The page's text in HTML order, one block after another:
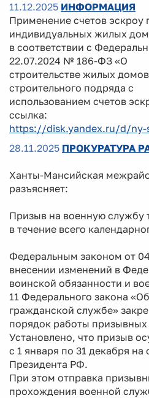
11.12.2025 ИНФОРМАЦИЯ
Применение счетов эскроу
индивидуальных жилых
в соответствии с
22.07.2024 № 186-ФЗ «О
строительстве жилых
строительного подряда с
использованием счетов
ссылка:
https://disk.yandex.ru/d/ny-
28.11.2025 ПРОКУРАТУРА
Ханты-Мансийская
разъясняет:
Призыв на военную службу
в течение всего
Федеральным законом от
внесении изменений в
воинской обязанности и
11 Федерального закона
гражданской службе»
порядок работы
Установлено, что призыв
с 1 января по 31 декабря на
Президента РФ.
При этом отправка
прохождения военной